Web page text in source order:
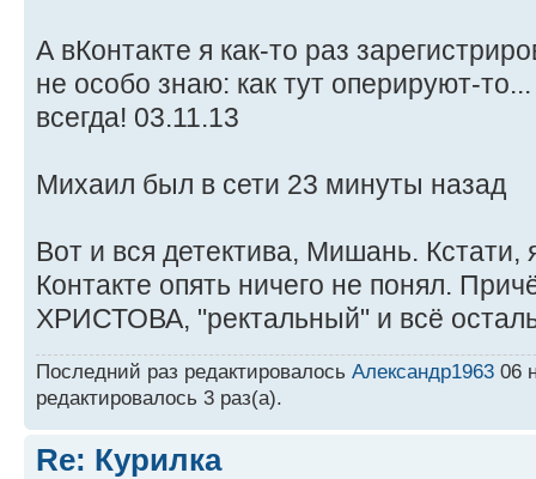
А вКонтакте я как-то раз
не особо знаю: как тут оперируют-
всегда! 03.11.13
Михаил был в сети 23 минуты назад
Вот и вся детектива, Мишань.
Контакте опять ничего не понял.
ХРИСТОВА, "ректальный" и всё
Последний раз редактировалось Александр1963 06
редактировалось 3 раз(а).
Re: Курилка